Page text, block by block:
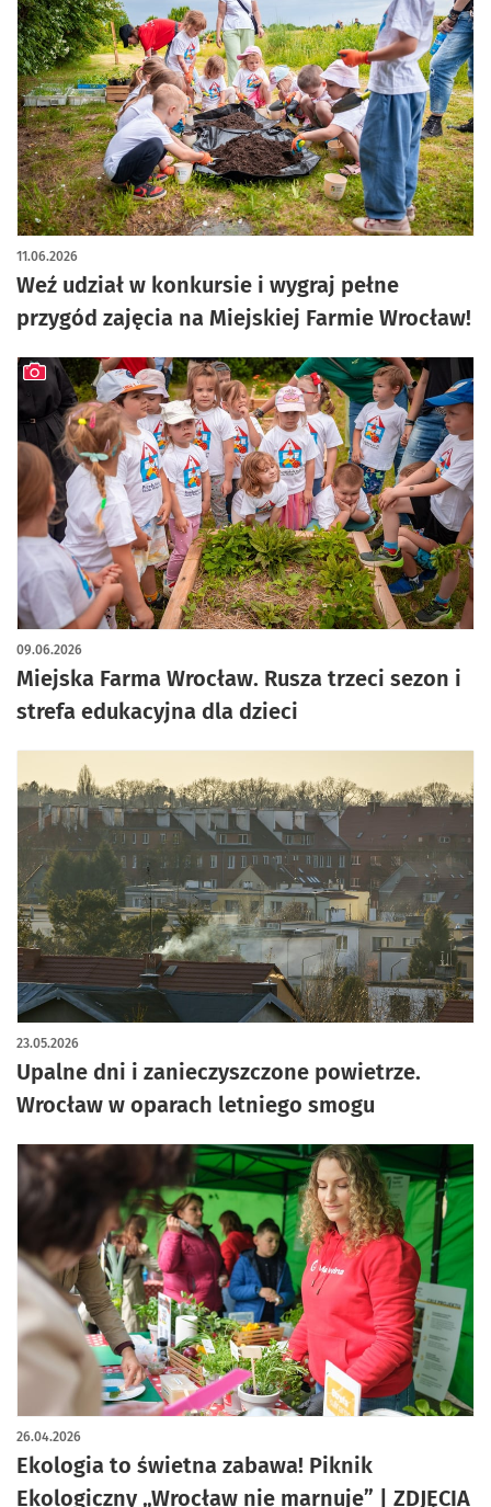
Weź udział w konkursie i wygraj pełne
przygód zajęcia na Miejskiej Farmie Wrocław!
11.06.2026
Miejska Farma Wrocław. Rusza trzeci sezon i
strefa edukacyjna dla dzieci
09.06.2026
artykuł z galerią zdjęć
Upalne dni i zanieczyszczone powietrze.
Wrocław w oparach letniego smogu
23.05.2026
Ekologia to świetna zabawa! Piknik
Ekologiczny „Wrocław nie marnuje” | ZDJĘCIA
26.04.2026